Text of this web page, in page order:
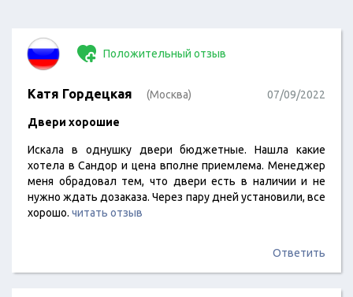
Положительный отзыв
Катя Гордецкая (Москва) 07/09/2022
Двери хорошие
Искала в однушку двери бюджетные. Нашла какие
хотела в Сандор и цена вполне приемлема. Менеджер
меня обрадовал тем, что двери есть в наличии и не
нужно ждать дозаказа. Через пару дней установили, все
хорошо. читать отзыв
Ответить